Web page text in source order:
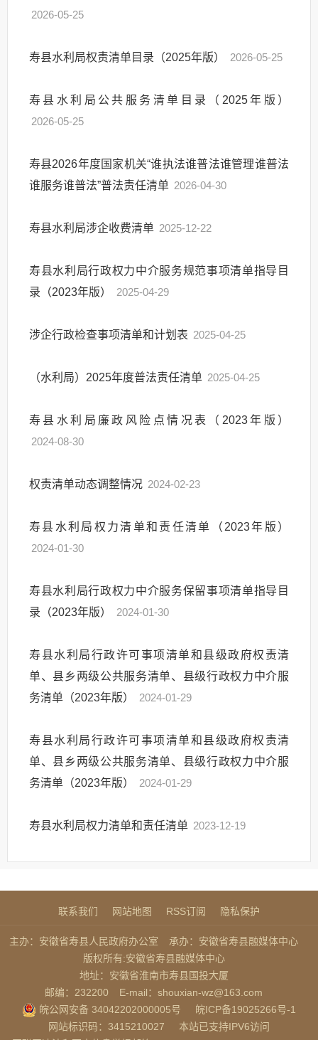
2026-05-25
寿县水利局权责清单目录（2025年版） 2026-05-25
寿县水利局公共服务清单目录（2025年版）
2026-05-25
寿县2026年度国家机关“谁执法谁普法谁管理谁普法
谁服务谁普法”普法责任清单 2026-04-30
寿县水利局涉企收费清单 2025-12-22
寿县水利局行政权力中介服务规范事项清单指导目
录（2023年版）
2025-04-29
涉企行政检查事项清单和计划表 2025-04-25
（水利局）2025年度普法责任清单 2025-04-25
寿县水利局廉政风险点情况表（2023年版）
2024-08-30
权责清单动态调整情况 2024-02-23
寿县水利局权力清单和责任清单（2023年版）
2024-01-30
寿县水利局行政权力中介服务保留事项清单指导目
录（2023年版）
2024-01-30
寿县水利局行政许可事项清单和县级政府权责清
单、县乡两级公共服务清单、县级行政权力中介服
务清单（2023年版）
2024-01-29
寿县水利局行政许可事项清单和县级政府权责清
单、县乡两级公共服务清单、县级行政权力中介服
务清单（2023年版）
2024-01-29
寿县水利局权力清单和责任清单 2023-12-19
联系我们 网站地图 RSS订阅 隐私保护
主办：安徽省寿县人民政府办公室
承办：安徽省寿县融媒体中心
版权所有:安徽省寿县融媒体中心
地址：安徽省淮南市寿县国投大厦
邮编：232200
E-mail：shouxian-wz@163.com
皖公网安备 34042202000005号
皖ICP备19025266号-1
网站标识码：3415210027
本站已支持IPV6访问